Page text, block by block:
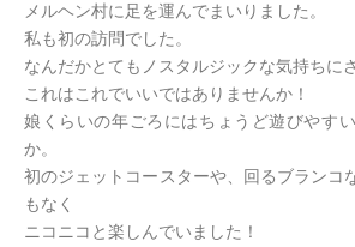
メルヘン村に足を運んでまいりました。
私も初の訪問でした。
なんだかとてもノスタルジックな気持ちに
これはこれでいいではありませんか！
娘くらいの年ごろにはちょうど遊びやす
か。
初のジェットコースターや、回るブランコ
もなく
ニコニコと楽しんでいました！